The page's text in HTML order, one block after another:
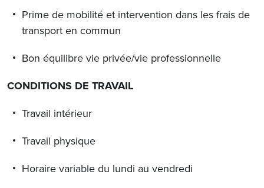
Prime de mobilité et intervention dans les frais de
transport en commun
Bon équilibre vie privée/vie professionnelle
CONDITIONS DE TRAVAIL
Travail intérieur
Travail physique
Horaire variable du lundi au vendredi